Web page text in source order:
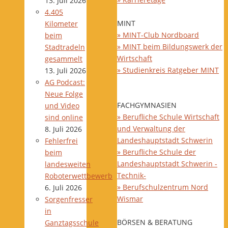
4.405
Kilometer
beim
Stadtradeln
gesammelt
13. Juli 2026
AG Podcast:
Neue Folge
und Video
sind online
8. Juli 2026
Fehlerfrei
beim
landesweiten
Roboterwettbewerb
6. Juli 2026
Sorgenfresser
in
Ganztagsschule
MINT
» MINT-Club Nordboard
» MINT beim Bildungswerk der
Wirtschaft
» Studienkreis Ratgeber MINT
FACHGYMNASIEN
» Berufliche Schule Wirtschaft
und Verwaltung der
Landeshauptstadt Schwerin
» Berufliche Schule der
Landeshauptstadt Schwerin -
Technik-
» Berufschulzentrum Nord
Wismar
BÖRSEN & BERATUNG